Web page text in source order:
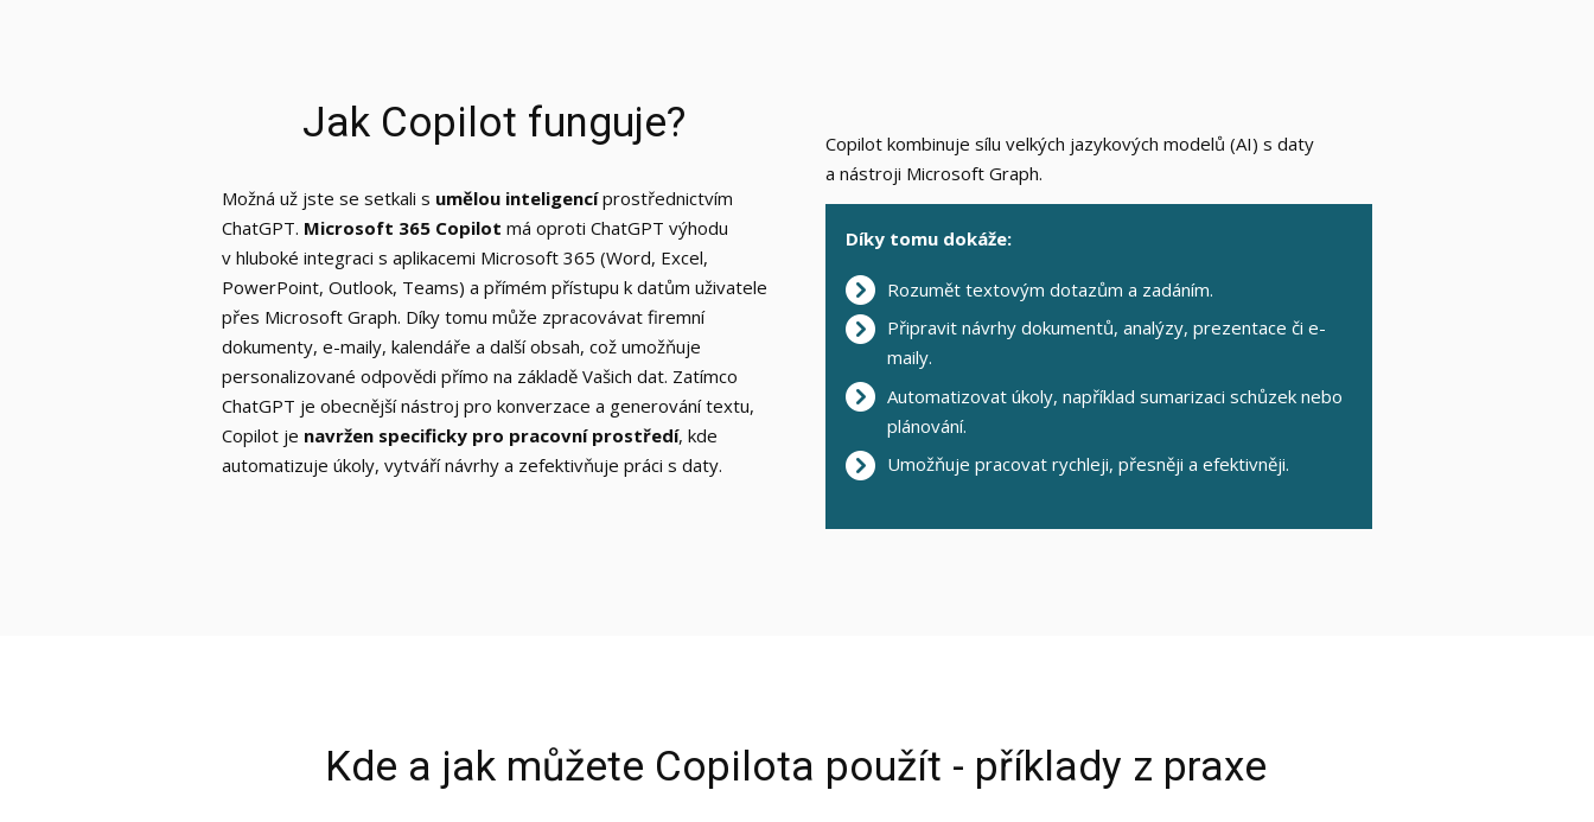
Jak Copilot funguje?
Možná už jste se setkali s umělou inteligencíprostřednictvím
ChatGPT. Microsoft 365 Copilot má oproti ChatGPT výhodu
v hluboké integraci s aplikacemi Microsoft 365 (Word, Excel,
PowerPoint, Outlook, Teams) a přímém přístupu k datům uživatele
přes Microsoft Graph. Díky tomu může zpracovávat firemní
dokumenty, e-maily, kalendáře a další obsah, což umožňuje
personalizované odpovědi přímo na základě Vašich dat. Zatímco
ChatGPT je obecnější nástroj pro konverzace a generování textu,
Copilot je navržen specificky pro pracovní prostředí, kde
automatizuje úkoly, vytváří návrhy a zefektivňuje práci s daty.
Copilot kombinuje sílu velkých jazykových modelů (AI) s daty
a nástroji Microsoft Graph.
Díky tomu dokáže:
Rozumět textovým dotazům a zadáním.
Připravit návrhy dokumentů, analýzy, prezentace či e-
maily.
Automatizovat úkoly, například sumarizaci schůzek nebo
plánování.
Umožňuje pracovat rychleji, přesněji a efektivněji.
Kde a jak můžete Copilota použít - příklady z praxe